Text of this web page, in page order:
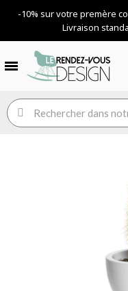
-10% sur votre premère
Livraison